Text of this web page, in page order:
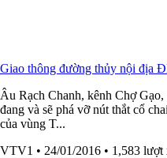
Giao thông đường thủy nội địa
Âu Rạch Chanh, kênh Chợ
đang và sẽ phá vỡ nút thắt cổ
của vùng T...
VTV1 • 24/01/2016 • 1,583 lượt